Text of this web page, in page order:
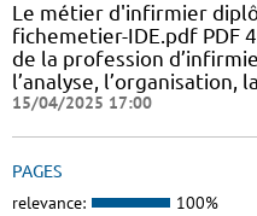
Le métier d'infirmier
fichemetier-IDE.pdf PDF
de la profession
l’analyse, l’organisation,
15/04/2025 17:00
PAGES
relevance: 100%